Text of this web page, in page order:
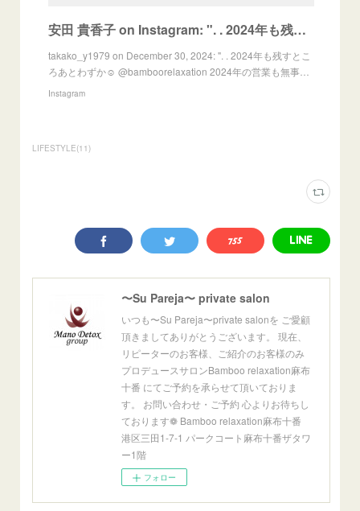
安田 貴香子 on Instagram: ". . 2024年も残すところあとわずか☺️ @bamboorelaxation 2024年の営業も無事に終えることができました。 本当に多くの方々に
takako_y1979 on December 30, 2024: ". . 2024年も残すとこ
ろあとわずか☺️ @bamboorelaxation 2024年の営業も無事…
Instagram
LIFESTYLE(11)
〜Su Pareja〜 private salon
いつも〜Su Pareja〜private salonを ご愛顧
頂きましてありがとうございます。 現在、
リピーターのお客様、ご紹介のお客様のみ
プロデュースサロンBamboo relaxation麻布
十番 にてご予約を承らせて頂いておりま
す。 お問い合わせ・ご予約 心よりお待ちし
ております❁ Bamboo relaxation麻布十番
港区三田1-7-1 パークコート麻布十番ザタワ
ー1階
フォロー